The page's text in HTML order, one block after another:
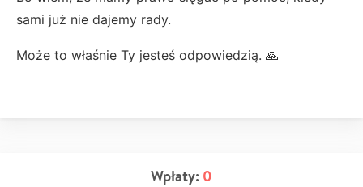
sami już nie dajemy rady.
Może to właśnie Ty jesteś odpowiedzią. 🙏
Wpłaty: 0